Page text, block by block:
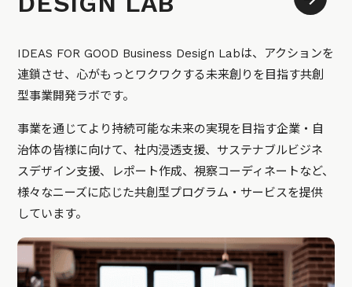
IDEAS FOR GOOD Business Design Labは、アクションを
連鎖させ、心がもっとワクワクする未来創りを目指す共創
型事業開発ラボです。
事業を通じてより持続可能な未来の実現を目指す企業・自
治体の皆様に向けて、社内浸透支援、サステナブルビジネ
スデザイン支援、レポート作成、視察コーディネートなど、
様々なニーズに応じた共創型プログラム・サービスを提供
しています。